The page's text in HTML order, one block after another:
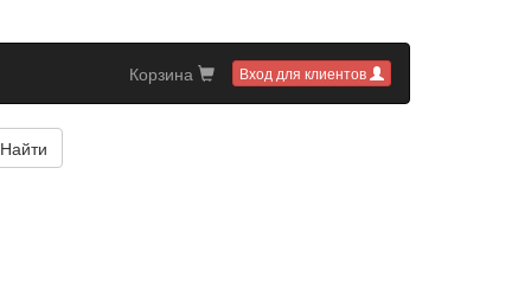
Вход для клиентов
Корзина
Найти